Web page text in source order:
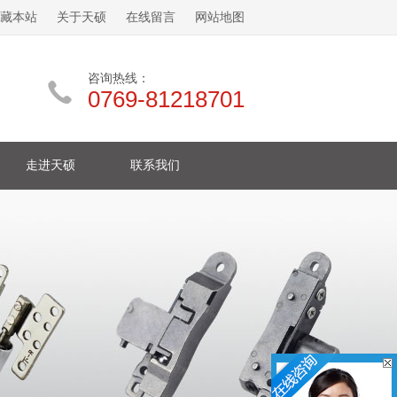
本站 关于天硕 在线留言 网站地图
咨询热线：
0769-81218701
走进天硕 联系我们